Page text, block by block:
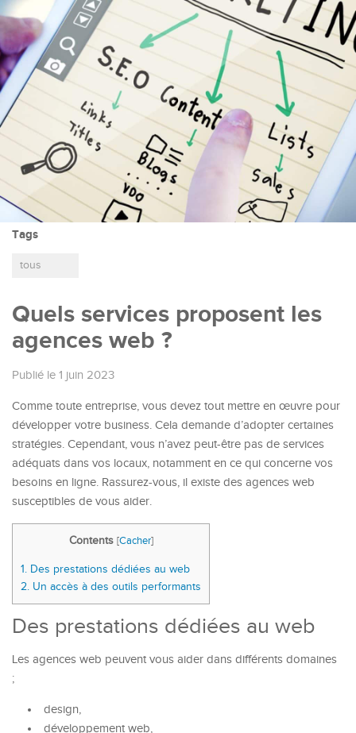
Tags
tous
Quels services proposent les
agences web ?
Publié le 1 juin 2023
Comme toute entreprise, vous devez tout mettre en œuvre pour
développer votre business. Cela demande d’adopter certaines
stratégies. Cependant, vous n’avez peut-être pas de services
adéquats dans vos locaux, notamment en ce qui concerne vos
besoins en ligne. Rassurez-vous, il existe des agences web
susceptibles de vous aider.
Contents [Cacher]
1. Des prestations dédiées au web
2. Un accès à des outils performants
Des prestations dédiées au web
Les agences web peuvent vous aider dans différents domaines
;
design,
développement web,